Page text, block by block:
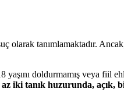
olarak tanımlamaktadır.
yaşını doldurmamış veya fiil
az iki tanık huzurunda, açık,